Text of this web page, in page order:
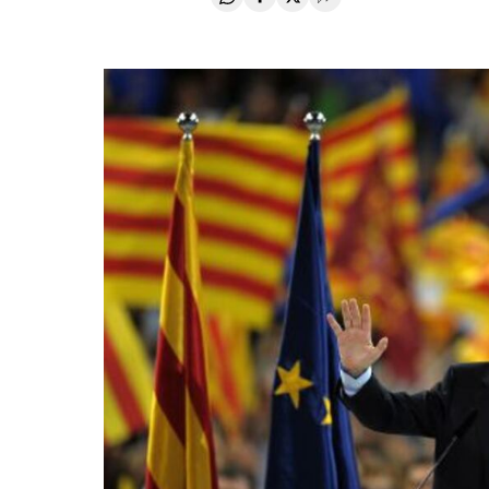
Compartir en Whatsapp
Compartir en Facebook
Compartir en Twitter
Desplegar Redes